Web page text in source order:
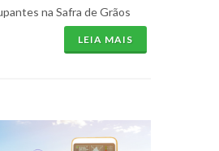
na Safra de Grãos
LEIA MAIS